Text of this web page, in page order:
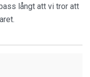
långt att vi tror att